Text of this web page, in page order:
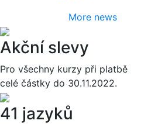
More news
Akční slevy
Pro všechny kurzy při platbě
celé částky do 30.11.2022.
41 jazyků